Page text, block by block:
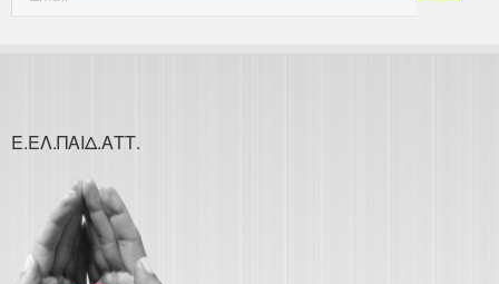
Ε.ΕΛ.ΠΑΙΔ.ΑΤΤ.